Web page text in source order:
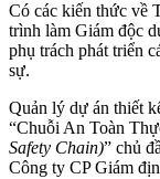
Có các kiến thức về
trình làm Giám độc
phụ trách phát triển
sự.
Quản lý dự án thiết
“Chuỗi An Toàn
Safety Chain)” chủ
Công ty CP Giám